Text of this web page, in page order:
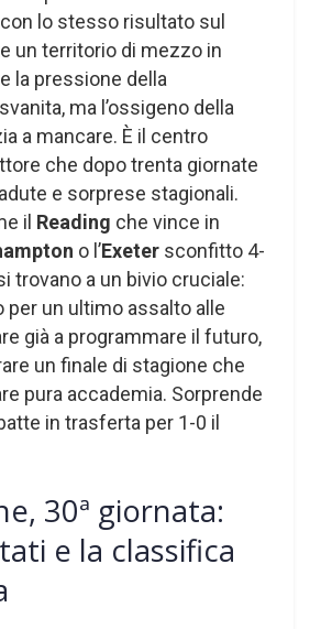
lo stesso risultato sul
un territorio di mezzo in
la pressione della
ma l’ossigeno della
a mancare. È il centro
che dopo trenta giornate
e sorprese stagionali.
il Reading che vince in
o l’Exeter sconfitto 4-
trovano a un bivio cruciale:
per un ultimo assalto alle
già a programmare il futuro,
un finale di stagione che
pura accademia. Sorprende
in trasferta per 1-0 il
30ª giornata:
e la classifica